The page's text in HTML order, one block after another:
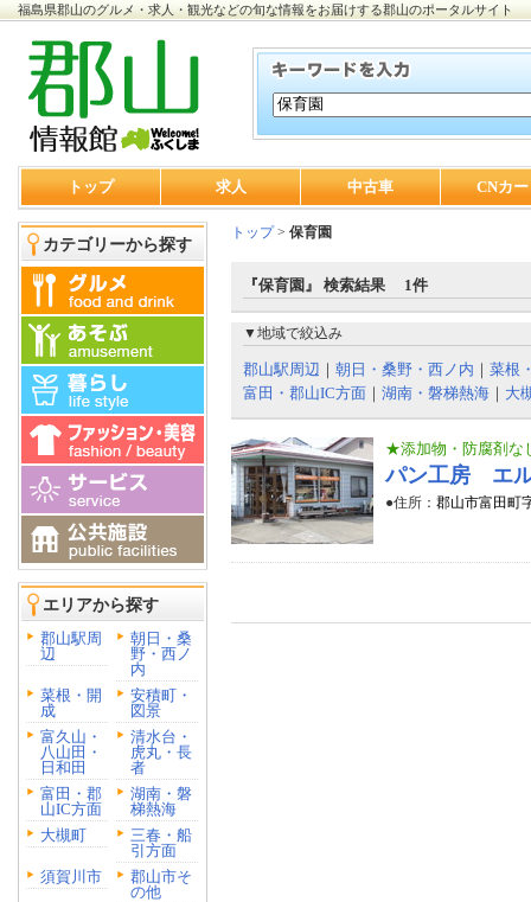
福島県郡山のグルメ・求人・観光などの旬な情報をお届けする郡山のポータルサイト
トップ 求人 中古車 CNカ
カテゴリーから探す
エリアから探す
郡山駅周
辺
朝日・桑
野・西ノ
内
菜根・開
成
安積町・
図景
富久山・
八山田・
日和田
清水台・
虎丸・長
者
富田・郡
山IC方面
湖南・磐
梯熱海
大槻町
三春・船
引方面
須賀川市
郡山市そ
の他
トップ> 保育園
『保育園』 検索結果 1件
▼地域で絞込み
郡山駅周辺 ｜ 朝日・桑野・西ノ内 ｜ 菜根
富田・郡山IC方面 ｜ 湖南・磐梯熱海 ｜ 大
★添加物・防腐剤な
パン工房 エ
●住所： 郡山市富田町